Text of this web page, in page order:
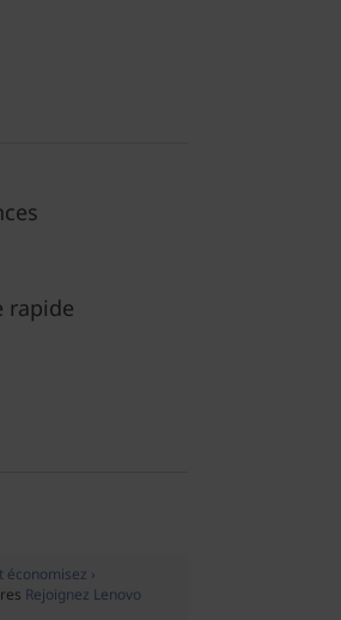
rapide
économisez ›
Rejoignez Lenovo